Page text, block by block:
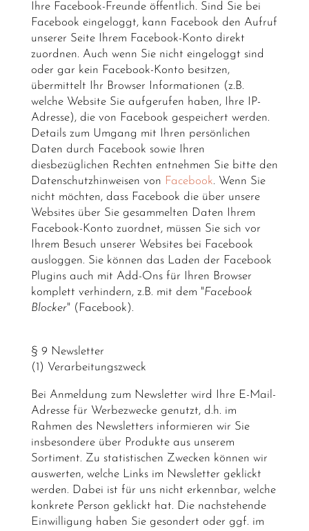
Ihre Facebook-Freunde öffentlich. Sind Sie bei
Facebook eingeloggt, kann Facebook den Aufruf
unserer Seite Ihrem Facebook-Konto direkt
zuordnen. Auch wenn Sie nicht eingeloggt sind
oder gar kein Facebook-Konto besitzen,
übermittelt Ihr Browser Informationen (z.B.
welche Website Sie aufgerufen haben, Ihre IP-
Adresse), die von Facebook gespeichert werden.
Details zum Umgang mit Ihren persönlichen
Daten durch Facebook sowie Ihren
diesbezüglichen Rechten entnehmen Sie bitte den
Datenschutzhinweisen von Facebook. Wenn Sie
nicht möchten, dass Facebook die über unsere
Websites über Sie gesammelten Daten Ihrem
Facebook-Konto zuordnet, müssen Sie sich vor
Ihrem Besuch unserer Websites bei Facebook
ausloggen. Sie können das Laden der Facebook
Plugins auch mit Add-Ons für Ihren Browser
komplett verhindern, z.B. mit dem "Facebook
Blocker" (Facebook).
§ 9 Newsletter
(1) Verarbeitungszweck
Bei Anmeldung zum Newsletter wird Ihre E-Mail-
Adresse für Werbezwecke genutzt, d.h. im
Rahmen des Newsletters informieren wir Sie
insbesondere über Produkte aus unserem
Sortiment. Zu statistischen Zwecken können wir
auswerten, welche Links im Newsletter geklickt
werden. Dabei ist für uns nicht erkennbar, welche
konkrete Person geklickt hat. Die nachstehende
Einwilligung haben Sie gesondert oder ggf. im